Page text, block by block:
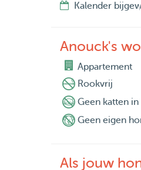
Kalender
Anouck's
Appartement
Rookvrij
Geen katten in
Geen eigen
Als jouw